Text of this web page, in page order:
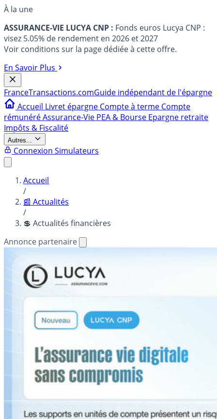
À la une
ASSURANCE-VIE LUCYA CNP : Fonds euros Lucya CNP :
visez 5.05% de rendement en 2026 et 2027
Voir conditions sur la page dédiée à cette offre.
En Savoir Plus
FranceTransactions.comGuide indépendant de l'épargne
Accueil Livret épargne Compte à terme Compte
rémunéréAssurance-Vie PEA & Bourse Epargne retraite
Impôts & Fiscalité
Autres...
Connexion Simulateurs
Accueil
/
📰 Actualités
/
💲 Actualités financières
Annonce partenaire